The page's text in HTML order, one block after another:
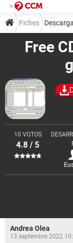
Free
10 VOTOS
4.8 / 5
Fiches
Conversores de audio
Andrea Olea
13 septembre 2022